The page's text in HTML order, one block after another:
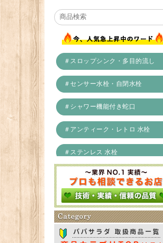
＃スロップシンク・多目的流し
＃センサー水栓・自閉水栓
＃シャワー機能付き蛇口
＃アンティーク・レトロ 水栓
＃ステンレス 水栓
＃浄水器